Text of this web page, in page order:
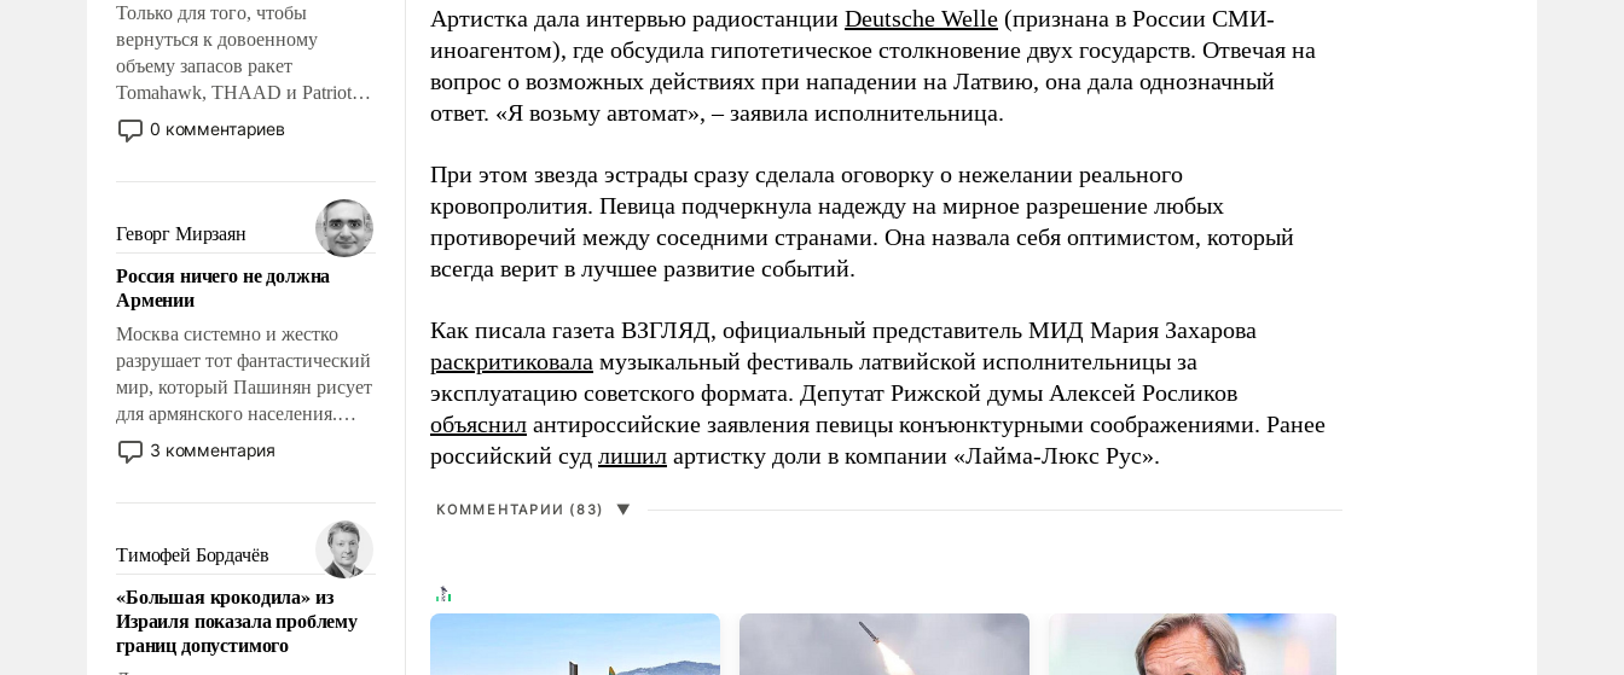
Только для того, чтобы
вернуться к довоенному
объему запасов ракет
Tomahawk, THAAD и Patriot
США потребуется более трех
лет. Даже небольшая война с
Сложившаяся ситуация
означает многолетний период
уязвимости США, например,
перед Китаем.
0 комментариев
Геворг Мирзаян
Россия ничего не должна
Армении
Москва системно и жестко
разрушает тот фантастический
мир, который Пашинян рисует
для армянского населения.
Мир, где этому населению все
должны просто по
политические прожекты будут
беспрекословно оплачиваться
за счет российских
налогоплательщиков и где за
свои поступки не нужно
отвечать.
3 комментария
Тимофей Бордачёв
«Большая крокодила» из
Израиля показала проблему
границ допустимого
Артистка дала интервью радиостанции Deutsche Welle (признана в России СМИ-
иноагентом), где обсудила гипотетическое столкновение двух государств. Отвечая на
вопрос о возможных действиях при нападении на Латвию, она дала однозначный
ответ. «Я возьму автомат», – заявила исполнительница.
При этом звезда эстрады сразу сделала оговорку о нежелании реального
кровопролития. Певица подчеркнула надежду на мирное разрешение любых
противоречий между соседними странами. Она назвала себя оптимистом, который
всегда верит в лучшее развитие событий.
Как писала газета ВЗГЛЯД, официальный представитель МИД Мария Захарова
раскритиковала музыкальный фестиваль латвийской исполнительницы за
эксплуатацию советского формата. Депутат Рижской думы Алексей Росликов
объяснил антироссийские заявления певицы конъюнктурными соображениями. Ранее
российский суд лишил артистку доли в компании «Лайма-Люкс Рус».
КОММЕНТАРИИ (83) ▼